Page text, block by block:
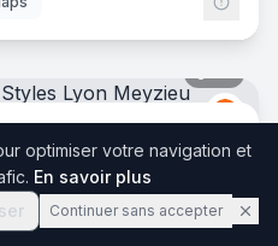
Ibis
Meyzieu
optimiser votre navigation et
En savoir plus
Continuer sans accepter